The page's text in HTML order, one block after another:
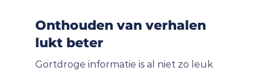
Onthouden van verhalen
lukt beter
Gortdroge informatie is al niet zo leuk